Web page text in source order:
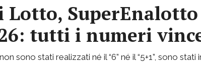
Lotto,
tutti i numeri
sono stati realizzati né il “6” né il “5+1”, sono